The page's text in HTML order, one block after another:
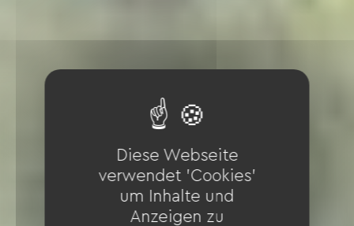
Diese Webseite
verwendet 'Cookies'
um Inhalte und
Anzeigen zu